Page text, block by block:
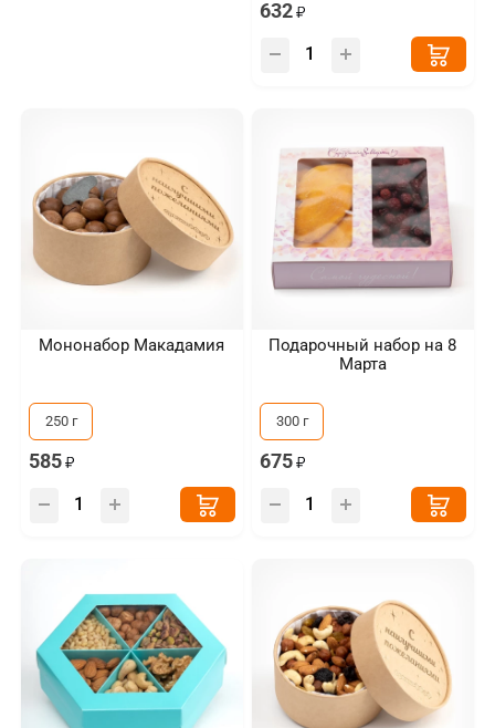
632
Мононабор Макадамия
250 г
585
Подарочный набор на 8
Марта
300 г
675